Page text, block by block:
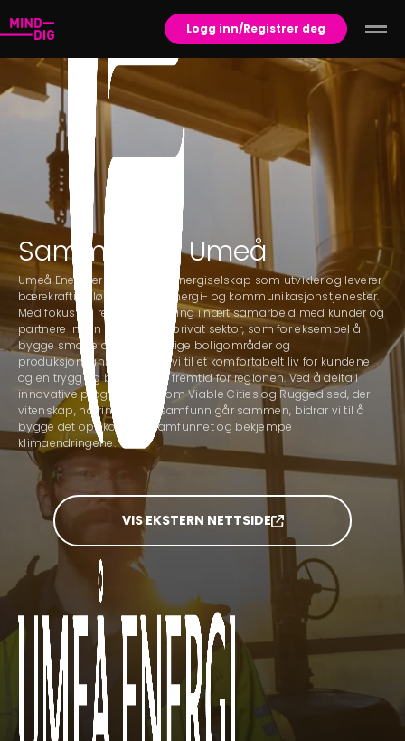
Logg inn/Registrer deg
Sammen for Umeå
Umeå Energi er et regionalt energiselskap som utvikler og leverer
bærekraftige løsninger for energi- og kommunikasjonstjenester.
Med fokus på regional utvikling i nært samarbeid med kunder og
partnere innen offentlig og privat sektor, som for eksempel å
bygge smarte og bærekraftige boligområder og
produksjonsanlegg, bidrar vi til et komfortabelt liv for kundene
og en trygg og bærekraftig fremtid for regionen. Ved å delta i
innovative programmer, som Viable Cities og Ruggedised, der
vitenskap, næringsliv og samfunn går sammen, bidrar vi til å
bygge det oppkoblede samfunnet og bekjempe
klimaendringene.
VIS EKSTERN NETTSIDE